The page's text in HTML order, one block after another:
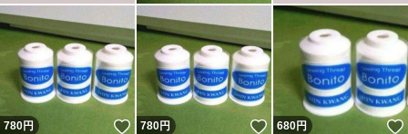
780円 いいね！
780円 いいね！
680円